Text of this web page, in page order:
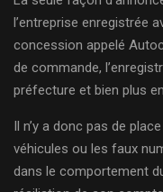
l’entreprise enregistrée
concession appelé
de commande,
préfecture et bien plus
Il n’y a donc pas de
véhicules ou les faux
dans le comportement